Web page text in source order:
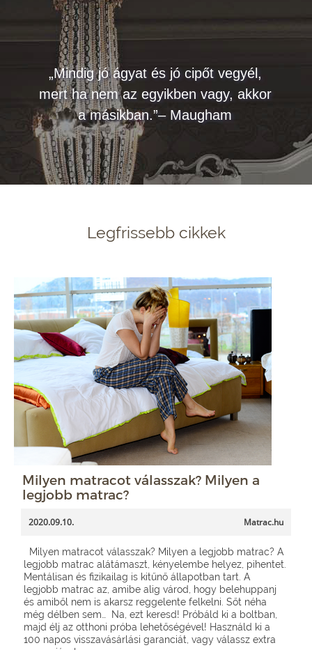
„Mindig jó ágyat és jó cipőt vegyél,
mert ha nem az egyikben vagy, akkor
a másikban.”– Maugham
Legfrissebb cikkek
Milyen matracot válasszak? Milyen a
legjobb matrac?
2020.09.10. Matrac.hu
Milyen matracot válasszak? Milyen a legjobb matrac? A
legjobb matrac alátámaszt, kényelembe helyez, pihentet.
Mentálisan és fizikailag is kitűnő állapotban tart. A
legjobb matrac az, amibe alig várod, hogy belehuppanj
és amiből nem is akarsz reggelente felkelni. Sőt néha
még délben sem… Na, ezt keresd! Próbáld ki a boltban,
majd élj az otthoni próba lehetőségével! Használd ki a
100 napos visszavásárlási garanciát, vagy válassz extra